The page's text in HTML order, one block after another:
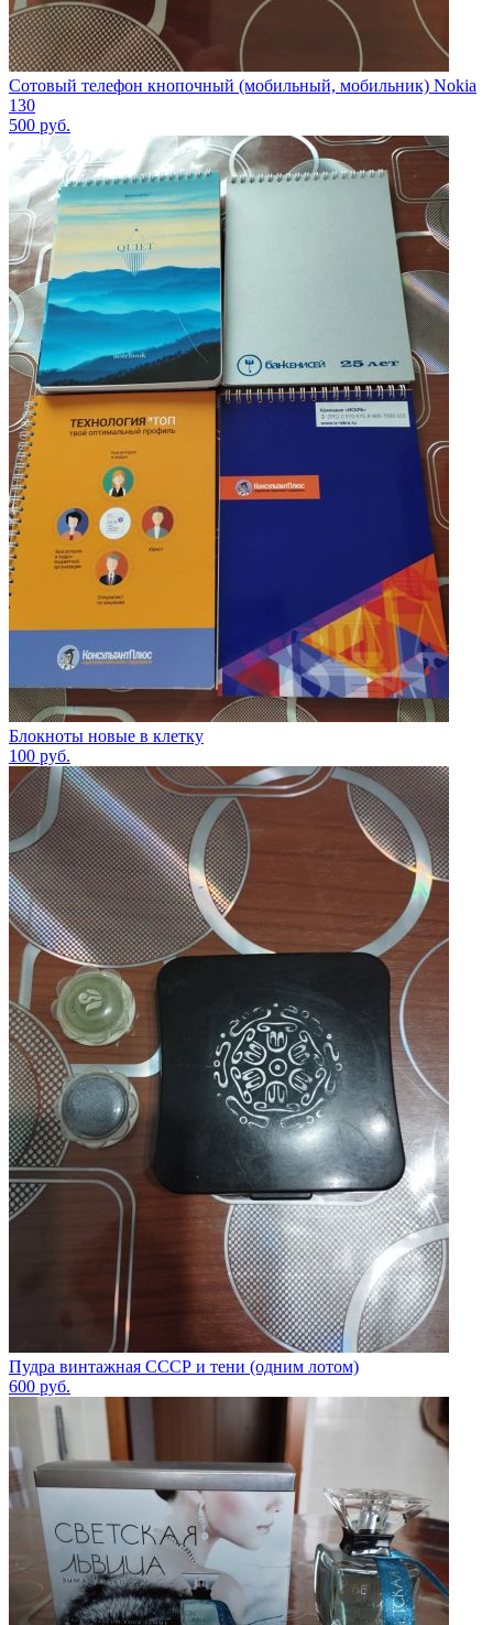
Сотовый телефон кнопочный (мобильный, мобильник) Nokia
130
500 руб.
Блокноты новые в клетку
100 руб.
Пудра винтажная СССР и тени (одним лотом)
600 руб.